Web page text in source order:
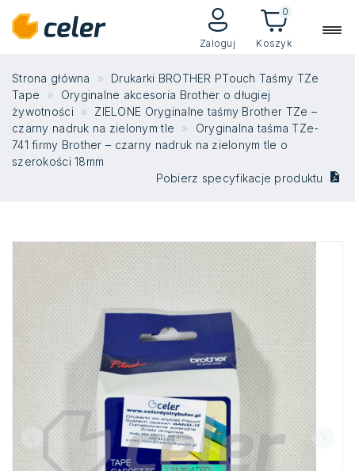
Zaloguj Koszyk
0
Strona główna
Drukarki BROTHER PTouch Taśmy TZe
Tape
Oryginalne akcesoria Brother o długiej
żywotności
ZIELONE Oryginalne taśmy Brother TZe –
czarny nadruk na zielonym tle
Oryginalna taśma TZe-
741 firmy Brother – czarny nadruk na zielonym tle o
szerokości 18mm
Pobierz specyfikacje produktu